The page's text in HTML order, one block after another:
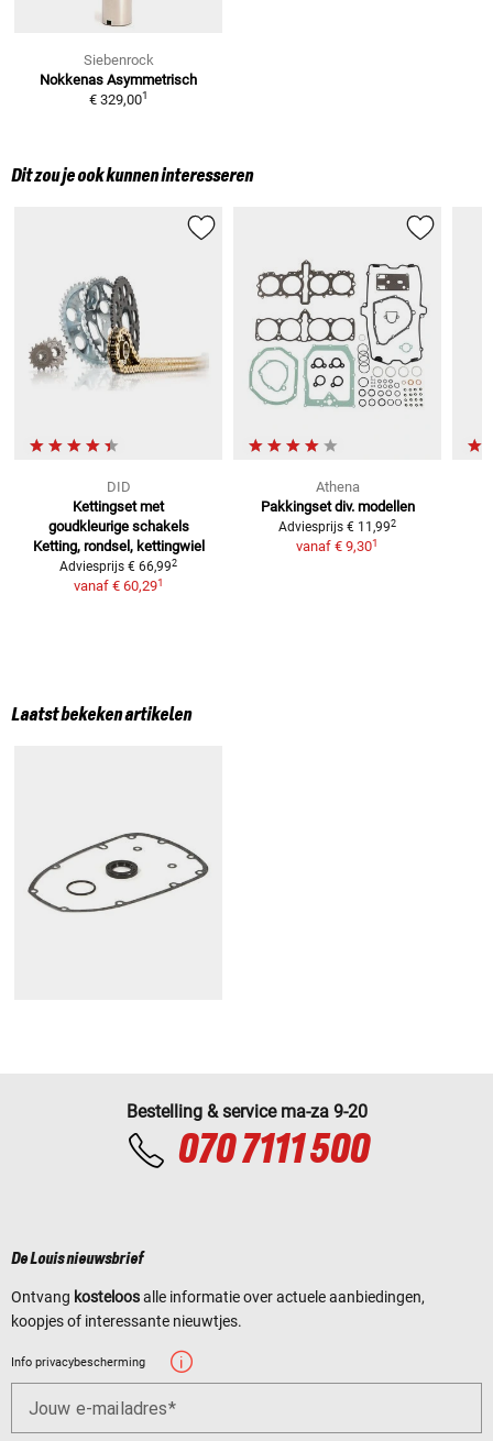
Siebenrock
Nokkenas Asymmetrisch
€ 329,001
Dit zou je ook kunnen interesseren
DID
Kettingset met
goudkleurige schakels
Ketting, rondsel, kettingwiel
Adviesprijs € 66,992
vanaf € 60,291
Athena
Pakkingset div. modellen
Adviesprijs € 11,992
vanaf € 9,301
Laatst bekeken artikelen
Bestelling & service ma-za 9-20
070 7111 500
De Louis nieuwsbrief
Ontvang kosteloosalle informatie over actuele aanbiedingen,
koopjes of interessante nieuwtjes.
Info privacybescherming
Jouw e-mailadres